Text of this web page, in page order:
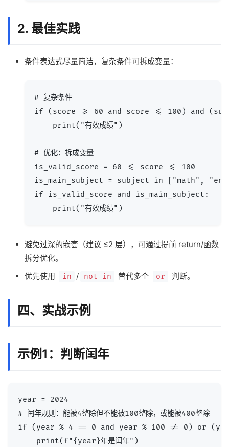
2. 最佳实践
条件表达式尽量简洁，复杂条件可拆成变量：
# 复杂条件
if (score >= 60 and score <= 100) and
    print("有效成绩")
# 优化：拆成变量
is_valid_score = 60 <= score <= 100
is_main_subject = subject in ["math",
if is_valid_score and is_main_subject:
避免过深的嵌套（建议 ≤2 层），可通过提前 return/函数
拆分优化。
优先使用
in / not in 替代多个 or 判断。
四、实战示例
示例1：判断闰年
year = 2024
# 闰年规则：能被4整除但不能被100整除，或能被400整除
if (year % 4 == 0 and year % 100 != 0) or
    print(f"{year}年是闰年")